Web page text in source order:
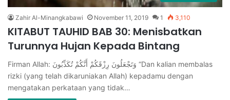
Zahir Al-Minangkabawi November 11, 2019 1 3,110
KITABUT TAUHID BAB 30: Menisbatkan
Turunnya Hujan Kepada Bintang
Firman Allah: وَتَجْعَلُونَ رِزْقَكُمْ أَنَّكُمْ تُكَذِّبُونَ “Dan kalian membalas
rizki (yang telah dikaruniakan Allah) kepadamu dengan
mengatakan perkataan yang tidak…